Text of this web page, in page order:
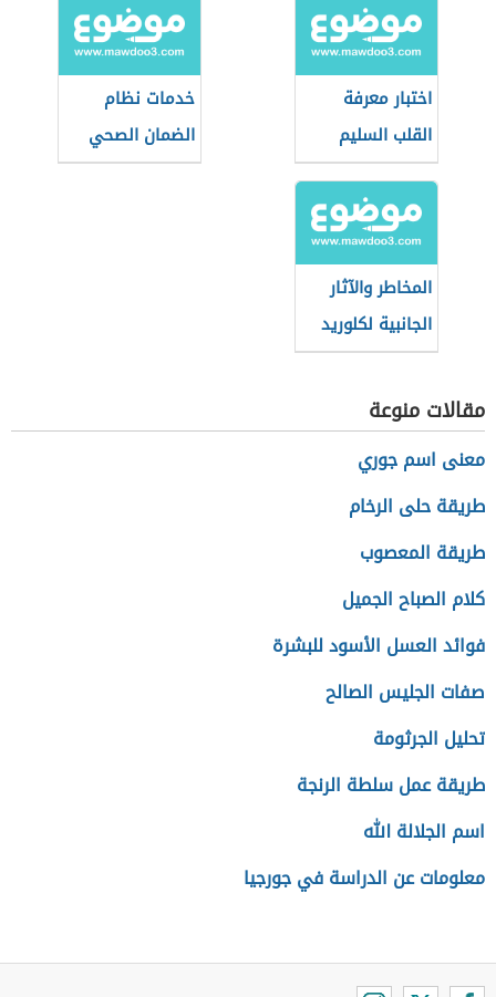
اختبار معرفة
القلب السليم
خدمات نظام
الضمان الصحي
التعاوني
المخاطر والآثار
الجانبية لكلوريد
الصوديوم
مقالات منوعة
معنى اسم جوري
طريقة حلى الرخام
طريقة المعصوب
كلام الصباح الجميل
فوائد العسل الأسود للبشرة
صفات الجليس الصالح
تحليل الجرثومة
طريقة عمل سلطة الرنجة
اسم الجلالة الله
معلومات عن الدراسة في جورجيا